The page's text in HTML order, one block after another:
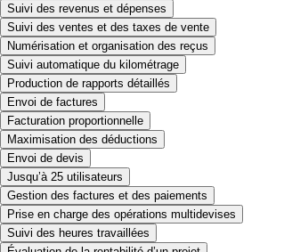
Suivi des revenus et dépenses
Suivi des ventes et des taxes de vente
Numérisation et organisation des reçus
Suivi automatique du kilométrage
Production de rapports détaillés
Envoi de factures
Facturation proportionnelle
Maximisation des déductions
Envoi de devis
Jusqu’à 25 utilisateurs
Gestion des factures et des paiements
Prise en charge des opérations multidevises
Suivi des heures travaillées